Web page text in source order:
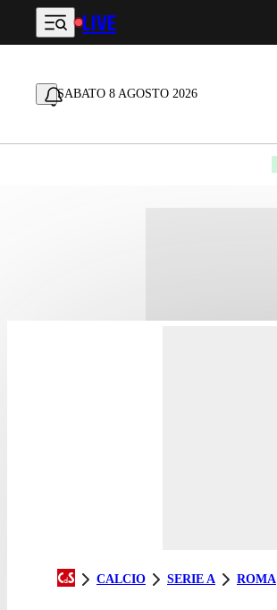
Vai al contenuto principale
LIVE
SABATO 8 AGOSTO 2026
CALCIO SERIE A ROMA